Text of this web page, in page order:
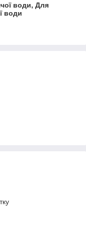
води, Для
води